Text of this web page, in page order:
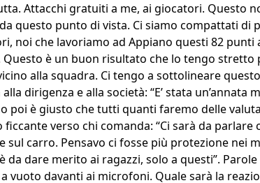
Attacchi gratuiti a me, ai giocatori. Questo
questo punto di vista. Ci siamo compattati di
noi che lavoriamo ad Appiano questi 82 punti
è un buon risultato che lo tengo stretto
alla squadra. Ci tengo a sottolineare
dirigenza e alla società: “E’ stata un’annata
poi è giusto che tutti quanti faremo delle
verso chi comanda: “Ci sarà da parlare
sul carro. Pensavo ci fosse più protezione nei
da dare merito ai ragazzi, solo a questi”.
davanti ai microfoni. Quale sarà la